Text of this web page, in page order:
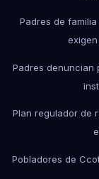
Padres de
Padres denuncian
Plan regulador de
Pobladores de